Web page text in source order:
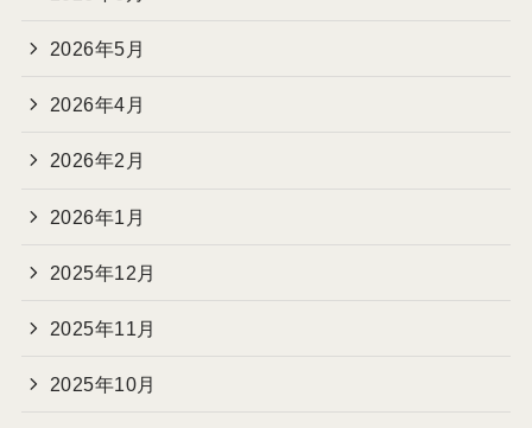
2026年5月
2026年4月
2026年2月
2026年1月
2025年12月
2025年11月
2025年10月